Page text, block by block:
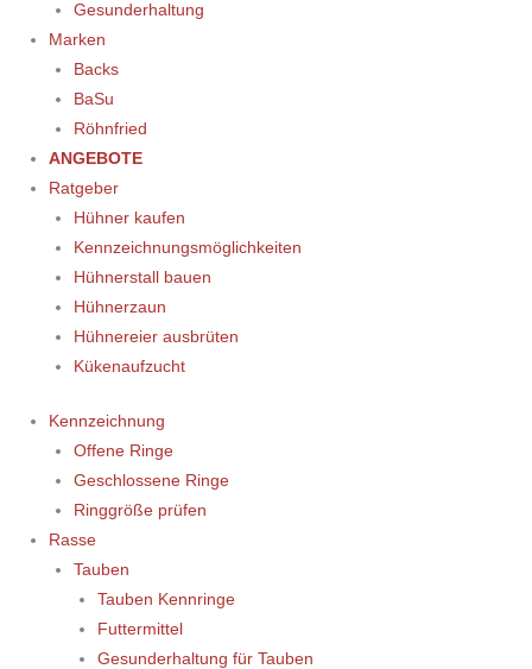
Gesunderhaltung
Marken
Backs
BaSu
Röhnfried
ANGEBOTE
Ratgeber
Hühner kaufen
Kennzeichnungsmöglichkeiten
Hühnerstall bauen
Hühnerzaun
Hühnereier ausbrüten
Kükenaufzucht
Kennzeichnung
Offene Ringe
Geschlossene Ringe
Ringgröße prüfen
Rasse
Tauben
Tauben Kennringe
Futtermittel
Gesunderhaltung für Tauben